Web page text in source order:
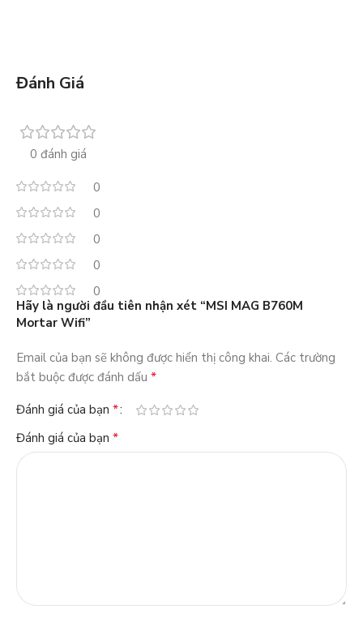
Đánh Giá
0 đánh giá
0
0
0
0
0
Hãy là người đầu tiên nhận xét “MSI MAG B760M
Mortar Wifi”
Email của bạn sẽ không được hiển thị công khai. Các trường
bắt buộc được đánh dấu *
Đánh giá của bạn *
Đánh giá của bạn *